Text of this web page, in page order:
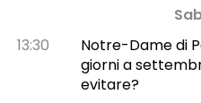
13:30
Notre-Dame di
giorni a
evitare?